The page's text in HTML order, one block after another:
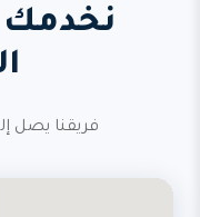
نخدمك
فريقنا يصل